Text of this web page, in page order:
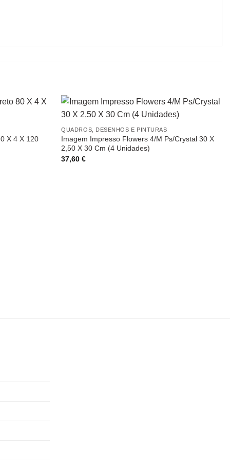
X 4 X 120
QUADROS, DESENHOS E PINTURAS
Imagem Impresso Flowers 4/M Ps/Crystal 30 X
2,50 X 30 Cm (4 Unidades)
37,60€